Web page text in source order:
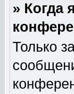
» Когда
Только